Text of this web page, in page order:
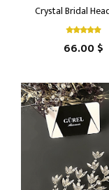
Crystal Bridal
66.00 $